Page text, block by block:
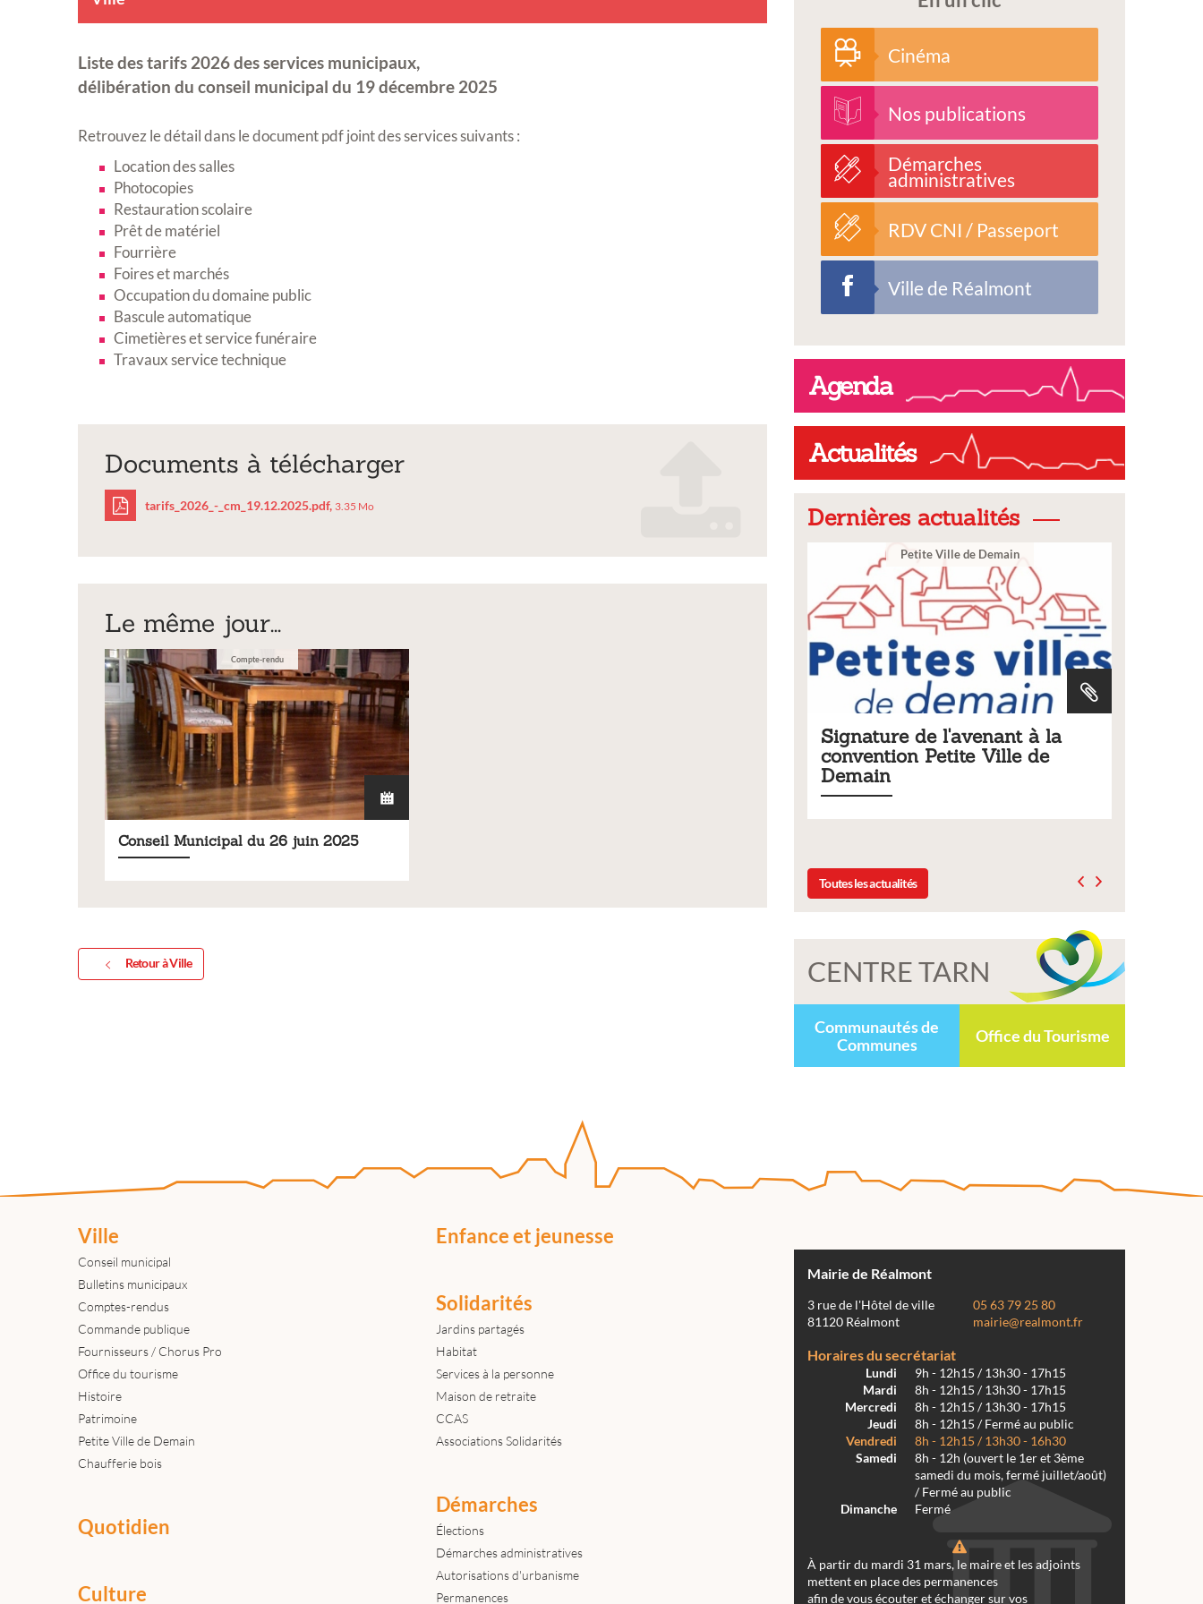
Liste des tarifs 2026 des services municipaux,
délibération du conseil municipal du 19 décembre 2025
Retrouvez le détail dans le document pdf joint des services suivants :
Location des salles
Photocopies
Restauration scolaire
Prêt de matériel
Fourrière
Foires et marchés
Occupation du domaine public
Bascule automatique
Cimetières et service funéraire
Travaux service technique
Documents à télécharger
tarifs_2026_-
_cm_19.12.2025.pdf
tarifs_2026_-_cm_19.12.2025.pdf, 3.35 Mo
Le même jour...
Compte-rendu
Conseil Municipal du 26 juin 2025
Retour à Ville
Cinéma
Nos publications
Démarches
administratives
RDV CNI / Passeport
Ville de Réalmont
Agenda
Actualités
Dernières actualités
Exposition
Inscription Réal'Art 2026 -
exposition de peintures,
sculptures et photos
Vous souhaitez exposer vos oeuvres lors de notre
exposition annuelle ?
Petite Ville de Demain Ville
Tarifs 2026 des services
municipaux
Liste des tarifs 2026 des services municipaux,
Toutes les actualités
CENTRE TARN
Communautés de
Communes
Office du Tourisme
Ville
Conseil municipal
Bulletins municipaux
Comptes-rendus
Commande publique
Fournisseurs / Chorus Pro
Office du tourisme
Histoire
Patrimoine
Petite Ville de Demain
Chaufferie bois
Quotidien
Culture
Enfance et jeunesse
Solidarités
Jardins partagés
Habitat
Services à la personne
Maison de retraite
CCAS
Associations Solidarités
Démarches
Élections
Démarches administratives
Autorisations d'urbanisme
Permanences
Mairie de Réalmont
3 rue de l'Hôtel de ville
81120 Réalmont
05 63 79 25 80
mairie@realmont.fr
Horaires du secrétariat
Lundi
9h - 12h15 / 13h30 - 17h15
Mardi
8h - 12h15 / 13h30 - 17h15
Mercredi
8h - 12h15 / 13h30 - 17h15
Jeudi
8h - 12h15 / Fermé au public
Vendredi
8h - 12h15 / 13h30 - 16h30
Samedi
8h - 12h (ouvert le 1er et 3ème
samedi du mois, fermé juillet/août)
/ Fermé au public
Dimanche
Fermé
À partir du mardi 31 mars, le maire et les adjoints
mettent en place des permanences
afin de vous écouter et échanger sur vos